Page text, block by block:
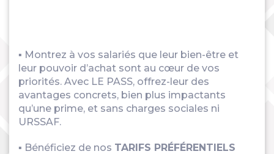
▪ Montrez à vos salariés que leur bien-être et
leur pouvoir d’achat sont au cœur de vos
priorités. Avec LE PASS, offrez-leur des
avantages concrets, bien plus impactants
qu’une prime, et sans charges sociales ni
URSSAF.
▪ Bénéficiez de nos TARIFS PRÉFÉRENTIELS